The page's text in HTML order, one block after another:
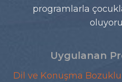
programlarla
Uygulanan
Dil ve Konuşma